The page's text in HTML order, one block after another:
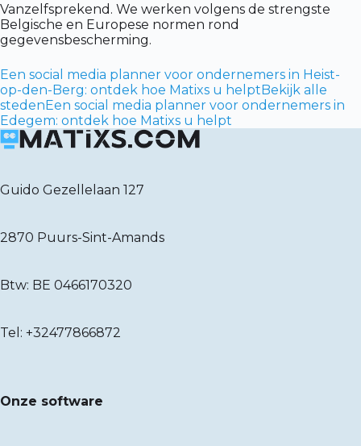
Vanzelfsprekend. We werken volgens de strengste
Belgische en Europese normen rond
gegevensbescherming.
Een social media planner voor ondernemers in Heist-
op-den-Berg: ontdek hoe Matixs u helptBekijk alle
stedenEen social media planner voor ondernemers in
Edegem: ontdek hoe Matixs u helpt
Guido Gezellelaan 127
2870 Puurs-Sint-Amands
Btw: BE 0466170320
Tel: +32477866872
Onze software